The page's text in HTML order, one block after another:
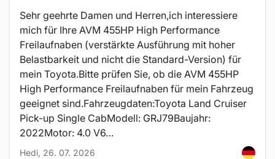
vorgenommen werden.
Stabilität
Die Materialqualität ermöglicht den Einsatz der Wanne in einem
weiten Temperaturbereich von -60°C bis +80°C und bietet zudem
eine erhebliche Beständigkeit gegen Materialalterung durch UV-
Strahlung.
Das hypoallergene Material erlaubt die beliebige Verwendung in
jedem Fahrzeug ohne gesundheitliche Risiken.
Sehr geehrte Damen und Herren,ich interessiere
mich für Ihre AVM 455HP High Performance
Freilaufnaben (verstärkte Ausführung mit hoher
Belastbarkeit und nicht die Standard-Version) für
mein Toyota.Bitte prüfen Sie, ob die AVM 455HP
High Performance Freilaufnaben für mein Fahrzeug
geeignet sind.Fahrzeugdaten:Toyota Land Cruiser
Pick-up Single CabModell: GRJ79Baujahr:
2022Motor: 4.0 V6…
Hedi, 26. 07. 2026